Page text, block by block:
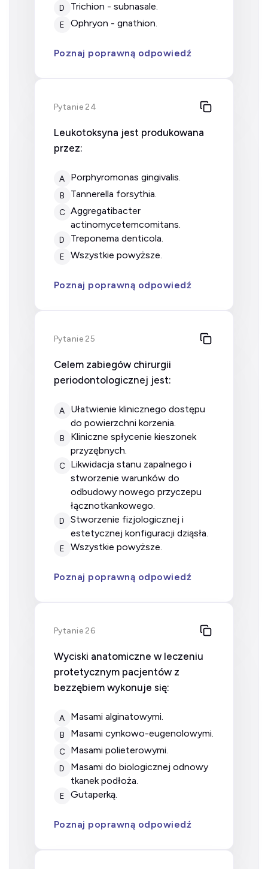
D trichion - subnasale.
E ophryon - gnathion.
Poznaj poprawną odpowiedź
Pytanie 24
Leukotoksyna jest produkowana
przez:
A Porphyromonas gingivalis.
B Tannerella forsythia.
C Aggregatibacter
actinomycetemcomitans.
D Treponema denticola.
E wszystkie powyższe.
Poznaj poprawną odpowiedź
Pytanie 25
Celem zabiegów chirurgii
periodontologicznej jest:
A
ułatwienie klinicznego dostępu
do powierzchni korzenia.
B
kliniczne spłycenie kieszonek
przyzębnych.
C
likwidacja stanu zapalnego i
stworzenie warunków do
odbudowy nowego przyczepu
łącznotkankowego.
D
stworzenie fizjologicznej i
estetycznej konfiguracji dziąsła.
E wszystkie powyższe.
Poznaj poprawną odpowiedź
Pytanie 26
Wyciski anatomiczne w leczeniu
protetycznym pacjentów z
bezzębiem wykonuje się:
A masami alginatowymi.
B masami cynkowo-eugenolowymi.
C masami polieterowymi.
D
masami do biologicznej odnowy
tkanek podłoża.
E gutaperką.
Poznaj poprawną odpowiedź